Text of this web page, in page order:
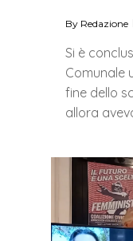
By Redazione
Si è
Comunale
fine dello
allora